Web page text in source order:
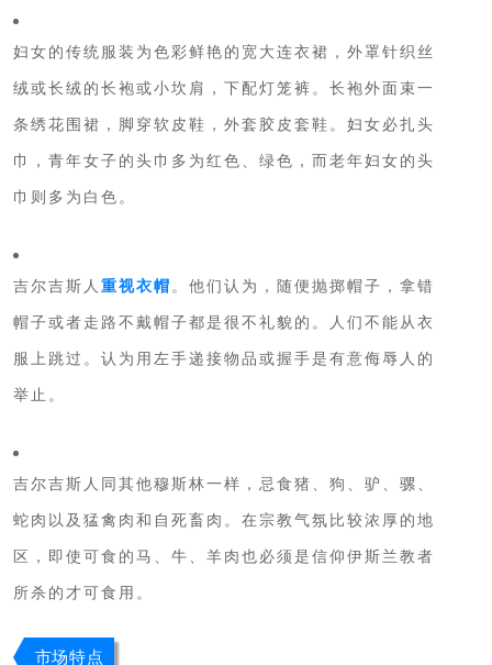
妇女的传统服装为色彩鲜艳的宽大连衣裙，外罩针织丝
绒或长绒的长袍或小坎肩，下配灯笼裤。长袍外面束一
条绣花围裙，脚穿软皮鞋，外套胶皮套鞋。妇女必扎头
巾，青年女子的头巾多为红色、绿色，而老年妇女的头
巾则多为白色。
吉尔吉斯人 重视衣帽 。他们认为，随便抛掷帽子，拿错
帽子或者走路不戴帽子都是很不礼貌的。人们不能从衣
服上跳过。 认为用左手递接物品或握手是有意侮辱人的
举止。
吉尔吉斯人同其他穆斯林一样，忌食猪、狗、驴、骡、
蛇肉以及猛禽肉和自死畜肉。在宗教气氛比较浓厚的地
区，即使可食的马、牛、羊肉也必须是信仰伊斯兰教者
所杀的才可食用。
市场特点